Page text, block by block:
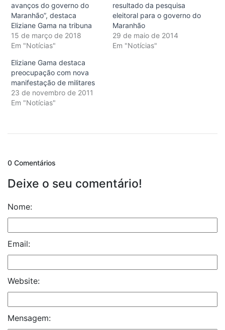
avanços do governo do
Maranhão”, destaca
Eliziane Gama na tribuna
15 de março de 2018
Em "Notícias"
resultado da pesquisa
eleitoral para o governo do
Maranhão
29 de maio de 2014
Em "Notícias"
Eliziane Gama destaca
preocupação com nova
manifestação de militares
23 de novembro de 2011
Em "Notícias"
0 Comentários
Deixe o seu comentário!
Nome:
Email:
Website:
Mensagem: